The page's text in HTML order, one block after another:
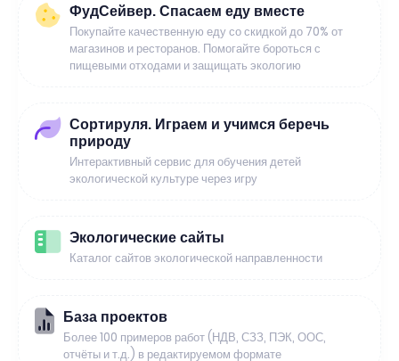
ФудСейвер. Спасаем еду вместе
Покупайте качественную еду со скидкой до 70% от
магазинов и ресторанов. Помогайте бороться с
пищевыми отходами и защищать экологию
Сортируля. Играем и учимся беречь
природу
Интерактивный сервис для обучения детей
экологической культуре через игру
Экологические сайты
Каталог сайтов экологической направленности
База проектов
Более 100 примеров работ (НДВ, СЗЗ, ПЭК, ООС,
отчёты и т.д.) в редактируемом формате